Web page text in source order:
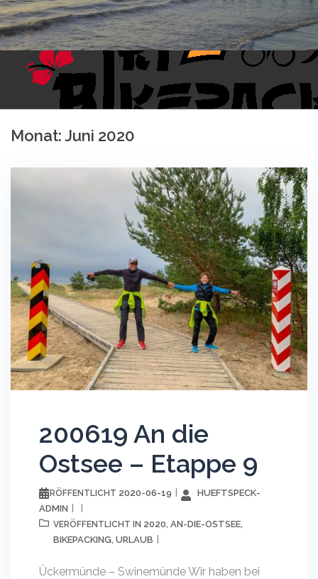
Monat:Juni 2020
200619 An die
Ostsee – Etappe 9
VERÖFFENTLICHT 2020-06-19
HUEFTSPECK-
ADMIN
VERÖFFENTLICHT IN 2020, AN-DIE-OSTSEE,
BIKEPACKING, URLAUB
Ückermünde – Swinemünde Wir haben bei